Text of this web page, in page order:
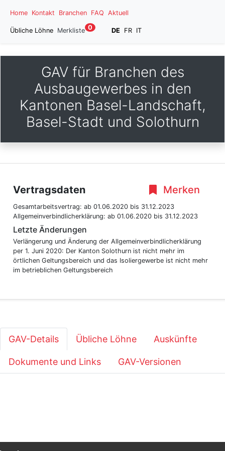
Home Kontakt Branchen FAQ Aktuell
Übliche Löhne Merkliste 0 DE FR IT
GAV für Branchen des
Ausbaugewerbes in den
Kantonen Basel-Landschaft,
Basel-Stadt und Solothurn
Merken
Vertragsdaten
Gesamtarbeitsvertrag: ab 01.06.2020 bis 31.12.2023
Allgemeinverbindlicherklärung: ab 01.06.2020 bis 31.12.2023
Letzte Änderungen
Verlängerung und Änderung der Allgemeinverbindlicherklärung
per 1. Juni 2020: Der Kanton Solothurn ist nicht mehr im
örtlichen Geltungsbereich und das Isoliergewerbe ist nicht mehr
im betrieblichen Geltungsbereich
GAV-Details Übliche Löhne Auskünfte
Dokumente und Links GAV-Versionen